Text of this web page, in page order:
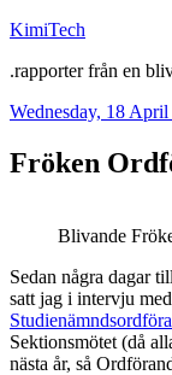
Skip
content
KimiTech
.rapporter från en
Posted
Wednesday, 18
Fröken
Blivande
Sedan några dagar
satt jag i intervju
Sektionsmötet (då
nästa år, så